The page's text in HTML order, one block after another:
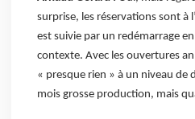
surprise, les réservations sont à
est suivie par un redémarrage
contexte. Avec les ouvertures
« presque rien » à un niveau de
mois grosse production, mais